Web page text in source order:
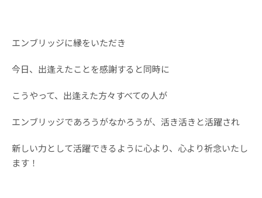
エンブリッジに縁をいただき
今日、出逢えたことを感謝すると同時に
こうやって、出逢えた方々すべての人が
エンブリッジであろうがなかろうが、活き活きと活躍され
新しい力として活躍できるように心より、心より祈念いたし
ます！